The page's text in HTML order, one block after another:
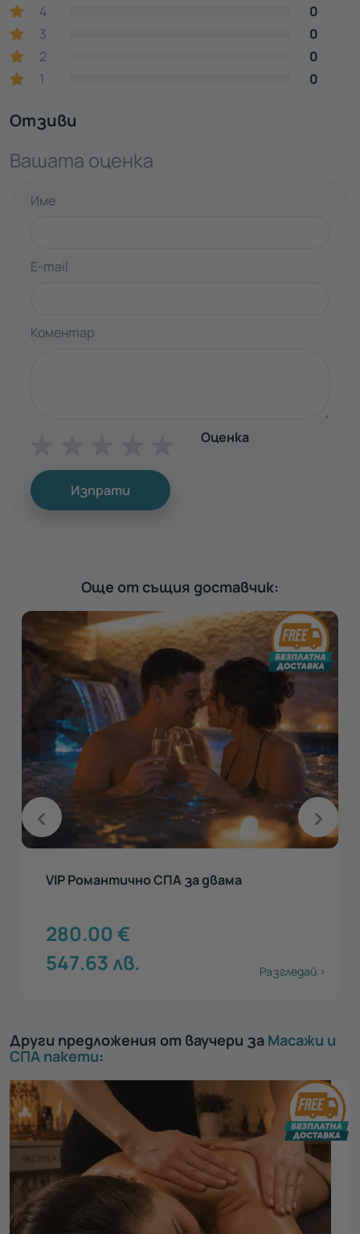
4
0
3
0
2
0
1
0
Отзиви
Вашата оценка
Име
E-mail
Коментар
Оценка
Изпрати
Още от същия доставчик:
VIP Романтично СПА за двама
280.00 €
547.63лв. Разгледай >
Други предложения от ваучери за Масажи и
СПА пакети: